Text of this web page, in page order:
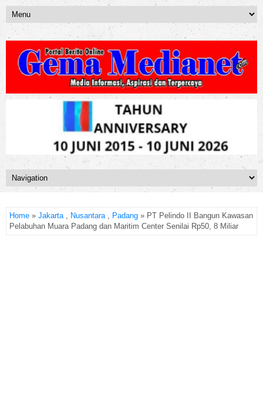
Home » Jakarta, Nusantara, Padang » PT Pelindo II Bangun Kawasan
Pelabuhan Muara Padang dan Maritim Center Senilai Rp50, 8 Miliar